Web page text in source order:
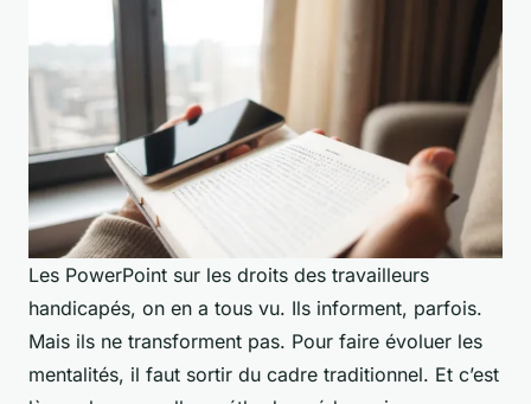
Les PowerPoint sur les droits des travailleurs
handicapés, on en a tous vu. Ils informent, parfois.
Mais ils ne transforment pas. Pour faire évoluer les
mentalités, il faut sortir du cadre traditionnel. Et c’est